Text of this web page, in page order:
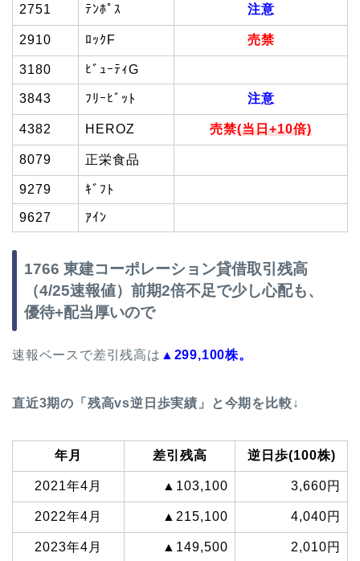
2751 ﾃﾝﾎﾟｽ 注意
2910 ﾛｯｸF 売禁
3180 ﾋﾞｭｰﾃｨG
3843 ﾌﾘｰﾋﾞｯﾄ 注意
4382 HEROZ 売禁(当日+10倍)
8079 正栄食品
9279 ｷﾞﾌﾄ
9627 ｱｲﾝ
1766 東建コーポレーション貸借取引残高
（4/25速報値）前期2倍不足で少し心配も、
優待+配当厚いので
速報ベースで差引残高は ▲299,100株。
直近3期の「残高vs逆日歩実績」と今期を比較↓
年月 差引残高 逆日歩(100株)
2021年4月 ▲103,100 3,660円
2022年4月 ▲215,100 4,040円
2023年4月 ▲149,500 2,010円